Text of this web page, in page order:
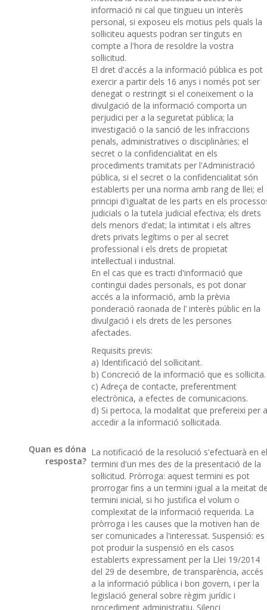
informació ni cal que tingueu un interès
personal, si exposeu els motius pels quals la
sol·liciteu aquests podran ser tinguts en
compte a l'hora de resoldre la vostra
sol·licitud.
El dret d'accés a la informació pública es pot
exercir a partir dels 16 anys i només pot ser
denegat o restringit si el coneixement o la
divulgació de la informació comporta un
perjudici per a la seguretat pública; la
investigació o la sanció de les infraccions
penals, administratives o disciplinàries; el
secret o la confidencialitat en els
procediments tramitats per l'Administració
pública, si el secret o la confidencialitat són
establerts per una norma amb rang de llei; el
principi d'igualtat de les parts en els
judicials o la tutela judicial efectiva; els drets
dels menors d'edat; la intimitat i els altres
drets privats legítims o per al secret
professional i els drets de propietat
intel·lectual i industrial.
En el cas que es tracti d'informació que
contingui dades personals, es pot donar
accés a la informació, amb la prèvia
ponderació raonada de l’ interès públic en la
divulgació i els drets de les persones
afectades.
Requisits previs:
a) Identificació del sol·licitant.
b) Concreció de la informació que es sol·licita.
c) Adreça de contacte, preferentment
electrònica, a efectes de comunicacions.
d) Si pertoca, la modalitat que prefereixi per a
accedir a la informació sol·licitada.
Quan es dóna
resposta?
La notificació de la resolució s'efectuarà en el
termini d'un mes des de la presentació de la
sol·licitud. Pròrroga: aquest termini es pot
prorrogar fins a un termini igual a la meitat
termini inicial, si ho justifica el volum o
complexitat de la informació requerida. La
pròrroga i les causes que la motiven han de
ser comunicades a l'interessat. Suspensió: es
pot produir la suspensió en els casos
establerts expressament per la Llei 19/2014
del 29 de desembre, de transparència, accés
a la informació pública i bon govern, i per la
legislació general sobre règim jurídic i
procediment administratiu. Silenci